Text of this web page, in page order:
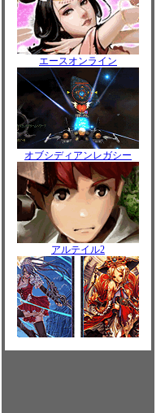
エースオンライン
オブシディアンレガシー
アルテイル2